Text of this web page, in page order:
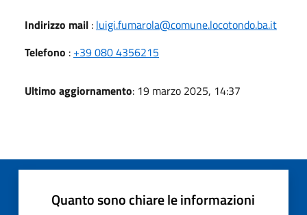
Indirizzo mail : luigi.fumarola@comune.locotondo.ba.it
Telefono : +39 080 4356215
Ultimo aggiornamento: 19 marzo 2025, 14:37
Quanto sono chiare le informazioni